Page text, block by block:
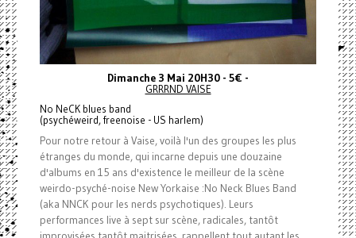
Dimanche 3 Mai 20H30 - 5€ -
GRRRND VAISE
No NeCK blues band
(psychéweird, freenoise - US harlem)
Pour notre retour à Vaise, voilà l'un des groupes les plus
étranges du monde, qui incarne depuis une douzaine
d'albums en 15 ans d'existence le meilleur de la scène
weirdo-psyché-noise New Yorkaise :No Neck Blues Band
(aka NNCK pour les nerds psychotiques). Leurs
performances live à sept sur scène, radicales, tantôt